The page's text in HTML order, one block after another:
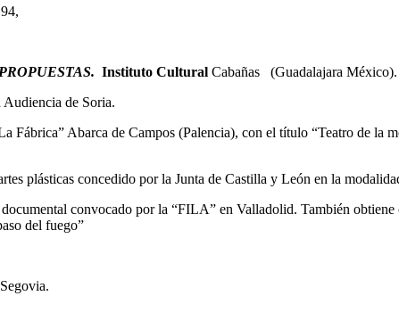
Instituto Cultural Cabañas (Guadalajara México).
de Soria.
Abarca de Campos (Palencia), con el título “Teatro de la
plásticas concedido por la Junta de Castilla y León en la
convocado por la “FILA” en Valladolid. También obtiene
del fuego”